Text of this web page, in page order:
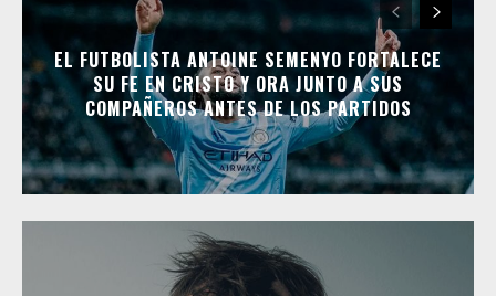
EL FUTBOLISTA ANTOINE SEMENYO FORTALECE
SU FE EN CRISTO Y ORA JUNTO A SUS
COMPAÑEROS ANTES DE LOS PARTIDOS